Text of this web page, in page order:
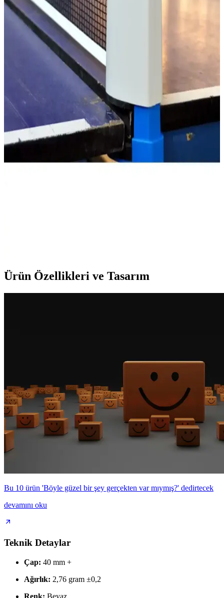
GENDEC 1923 masa tenisi raketi, başlangıç seviyesine uygun,
dayanıklı ve uygun fiyatlı bir ürün olup, kontrol ve spin
özellikleriyle dikkat çeker.
Usr Training 10'lu Masa Tenisi Topu - Dayanıklı ve
Uygun Fiyatlı Antrenman Malzemesi
Usr Training 10'lu masa tenisi seti, dayanıklı ABS materyal ve ITTF
standartlarına uygunluğu ile eğitim ve antrenmanlar için ideal, uygun
fiyatlı ve yüksek performanslı bir seçenektir.
LOKİ Wang Hao Blue Masa Tenisi Raketi: Yüksek
Performans ve Dayanıklılık Özellikleri
LOKİ Wang Hao Blue masa tenisi raketi, yüksek hız, spin ve
kontrol özellikleriyle öne çıkan, dayanıklı ve ITTF onaylı
profesyonel ekipmandır. Paket içeriğinde iki raket, iki top ve kılıf
Ürün Özellikleri ve Tasarım
Bu 10 ürün 'Böyle güzel bir şey gerçekten var mıymış?' dedirtecek
devamını oku
Teknik Detaylar
Çap: 40 mm +
Ağırlık: 2,76 gram ±0,2
Renk: Beyaz